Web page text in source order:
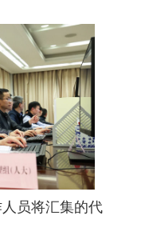
员将汇集的代